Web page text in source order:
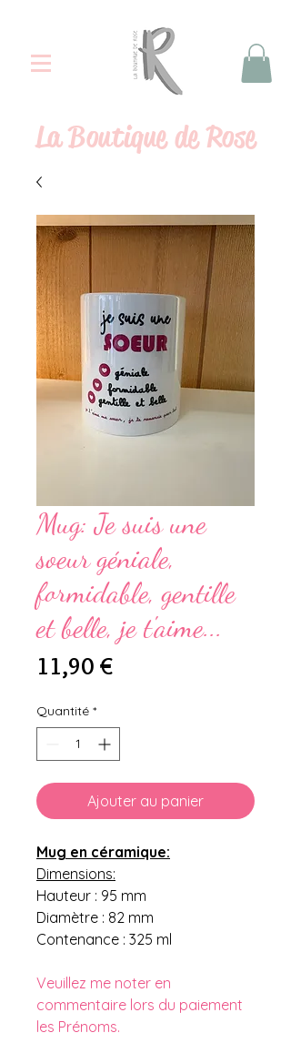
LaBoutique de Rose
Mug: Je suis une
soeur géniale,
formidable, gentille
et belle, je t'aime...
11,90 €Prix
Quantité *
Ajouter au panier
Mug en céramique:
Dimensions:
Hauteur : 95 mm
Diamètre : 82 mm
Contenance : 325 ml
Veuillez me noter en
commentaire lors du paiement
les Prénoms.